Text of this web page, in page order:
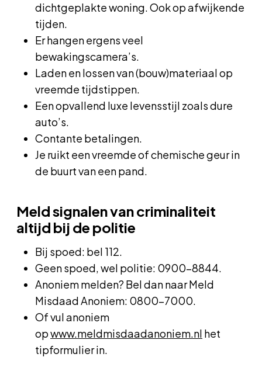
dichtgeplakte woning. Ook op afwijkende
tijden.
Er hangen ergens veel
bewakingscamera’s.
Laden en lossen van (bouw)materiaal op
vreemde tijdstippen.
Een opvallend luxe levensstijl zoals dure
auto’s.
Contante betalingen.
Je ruikt een vreemde of chemische geur in
de buurt van een pand.
Meld signalen van criminaliteit
altijd bij de politie
Bij spoed: bel 112.
Geen spoed, wel politie: 0900-8844.
Anoniem melden? Bel dan naar Meld
Misdaad Anoniem: 0800-7000.
Of vul anoniem
opwww.meldmisdaadanoniem.nl het
tipformulier in.